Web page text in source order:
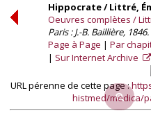
Hippocrate / Littré,
Oeuvres complètes /
Paris : J.-B. Baillière, 1846.
Page à Page
Par
Sur Internet Archive
URL pérenne de cette page :
histmed/medica/